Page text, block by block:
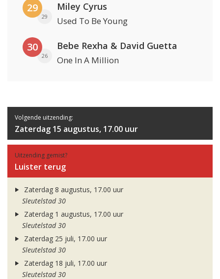
29
29
Miley Cyrus
Used To Be Young
30
26
Bebe Rexha & David Guetta
One In A Million
Volgende uitzending:
Zaterdag 15 augustus, 17.00 uur
Uitzending gemist?
Luister terug
Zaterdag 8 augustus, 17.00 uur
Sleutelstad 30
Zaterdag 1 augustus, 17.00 uur
Sleutelstad 30
Zaterdag 25 juli, 17.00 uur
Sleutelstad 30
Zaterdag 18 juli, 17.00 uur
Sleutelstad 30